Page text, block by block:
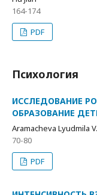
164-174
PDF
Психология
ИССЛЕДОВАНИЕ
ОБРАЗОВАНИЕ
Aramacheva Lyudmila
70-80
PDF